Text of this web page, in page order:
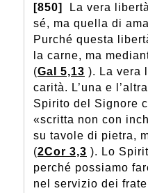
[850]
La vera
sé, ma quella di
Purché questa
la carne, ma
(Gal 5,13 ). La vera
carità. L’una e
Spirito del Signore
«scritta non con
su tavole di pietra,
(2Cor 3,3 ). Lo
perché possiamo
nel servizio dei